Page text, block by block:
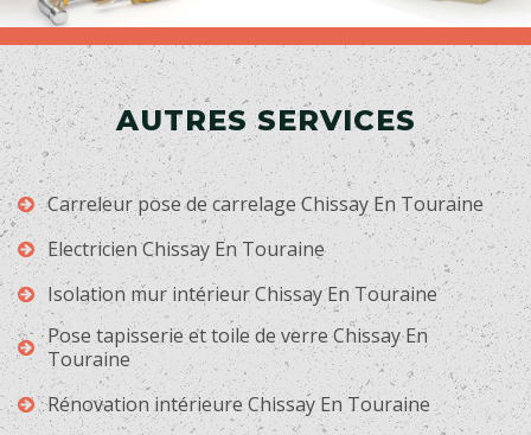
AUTRES SERVICES
Carreleur pose de carrelage Chissay En Touraine
Electricien Chissay En Touraine
Isolation mur intérieur Chissay En Touraine
Pose tapisserie et toile de verre Chissay En
Touraine
Rénovation intérieure Chissay En Touraine